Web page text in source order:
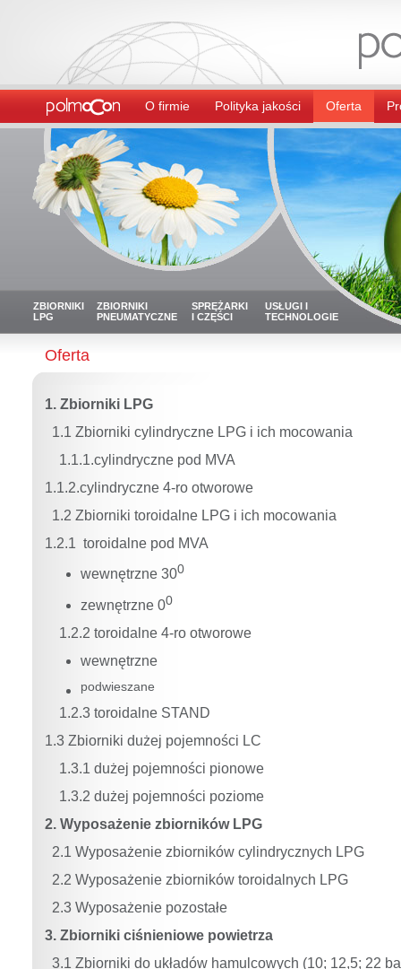
O firmie Polityka jakości Oferta
ZBIORNIKI
LPG
ZBIORNIKI
PNEUMATYCZNE
SPRĘŻARKI
I CZĘŚCI
USŁUGI I
TECHNOLOGIE
Oferta
1. Zbiorniki LPG
1.1 Zbiorniki cylindryczne LPG i ich mocowania
1.1.1.cylindryczne pod MVA
1.1.2.cylindryczne 4-ro otworowe
1.2 Zbiorniki toroidalne LPG i ich mocowania
1.2.1 toroidalne pod MVA
wewnętrzne 300
zewnętrzne 00
1.2.2 toroidalne 4-ro otworowe
wewnętrzne
podwieszane
1.2.3 toroidalne STAND
1.3 Zbiorniki dużej pojemności LC
1.3.1 dużej pojemności pionowe
1.3.2 dużej pojemności poziome
2. Wyposażenie zbiorników LPG
2.1 Wyposażenie zbiorników cylindrycznych LPG
2.2 Wyposażenie zbiorników toroidalnych LPG
2.3 Wyposażenie pozostałe
3. Zbiorniki ciśnieniowe powietrza
3.1 Zbiorniki do układów hamulcowych (10; 12,5; 22